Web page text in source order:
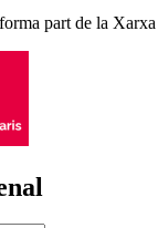
part de la